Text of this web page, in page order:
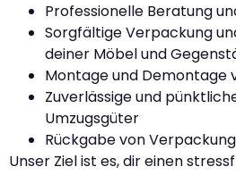
Professionelle Beratung
Sorgfältige Verpackung
deiner Möbel und
Montage und Demontage
Zuverlässige und
Umzugsgüter
Rückgabe von
Unser Ziel ist es, dir einen